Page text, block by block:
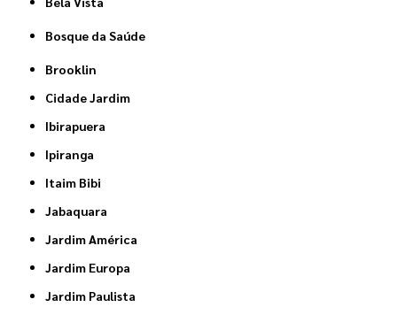
Bosque da Saúde
Brooklin
Cidade Jardim
Ibirapuera
Ipiranga
Itaim Bibi
Jabaquara
Jardim América
Jardim Europa
Jardim Paulista